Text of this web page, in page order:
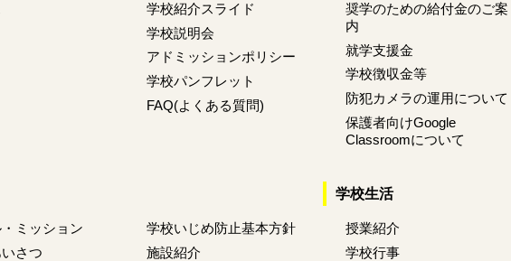
学校紹介スライド
学校説明会
アドミッションポリシー
学校パンフレット
FAQ(よくある質問)
奨学のための給付金のご案
内
就学支援金
学校徴収金等
防犯カメラの運用について
保護者向けGoogle
Classroomについて
ミッション
さつ
学校いじめ防止基本方針
施設紹介
学校生活
授業紹介
学校行事